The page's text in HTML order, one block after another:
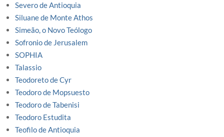
Severo de Antioquia
Siluane de Monte Athos
Simeão, o Novo Teólogo
Sofronio de Jerusalem
SOPHIA
Talassio
Teodoreto de Cyr
Teodoro de Mopsuesto
Teodoro de Tabenisi
Teodoro Estudita
Teofilo de Antioquia